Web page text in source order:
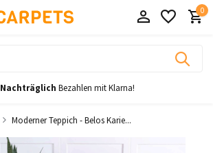
0
Nachträglich Bezahlen mit Klarna!
Moderner Teppich - Belos Karie...